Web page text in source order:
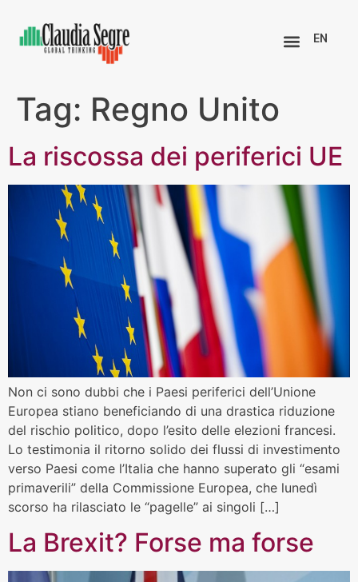
EN
Tag: Regno Unito
La riscossa dei periferici UE
Non ci sono dubbi che i Paesi periferici dell’Unione
Europea stiano beneficiando di una drastica riduzione
del rischio politico, dopo l’esito delle elezioni francesi.
Lo testimonia il ritorno solido dei flussi di investimento
verso Paesi come l’Italia che hanno superato gli “esami
primaverili” della Commissione Europea, che lunedì
scorso ha rilasciato le “pagelle” ai singoli […]
La Brexit? Forse ma forse